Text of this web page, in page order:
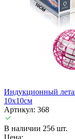
Индукционный
10х10см
Артикул: 368
В наличии 256 шт.
Цена: